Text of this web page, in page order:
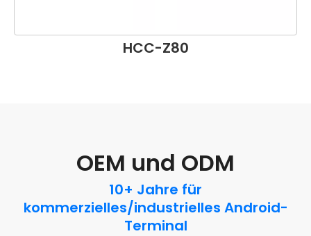
HCC-Z80
OEM und ODM
10+ Jahre für
kommerzielles/industrielles Android-
Terminal